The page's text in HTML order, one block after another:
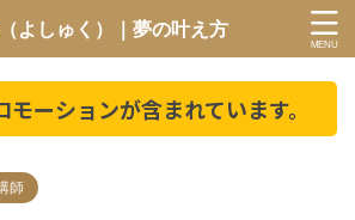
（よしゅく）｜夢の叶え方
ーションが含まれています。
師